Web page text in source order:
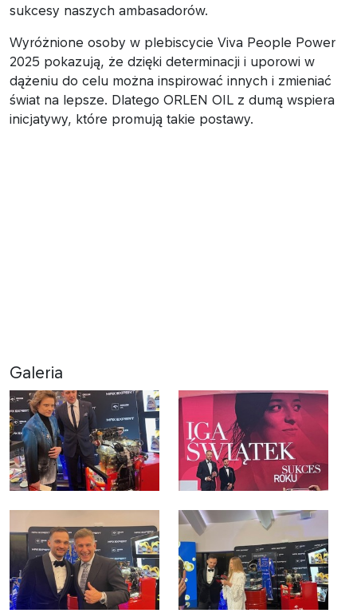
sukcesy naszych ambasadorów.
Wyróżnione osoby w plebiscycie Viva People Power
2025 pokazują, że dzięki determinacji i uporowi w
dążeniu do celu można inspirować innych i zmieniać
świat na lepsze. Dlatego ORLEN OIL z dumą wspiera
inicjatywy, które promują takie postawy.
Galeria